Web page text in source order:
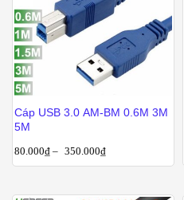
Cáp USB 3.0 AM-BM 0.6M 3M
5M
80.000₫ – 350.000₫